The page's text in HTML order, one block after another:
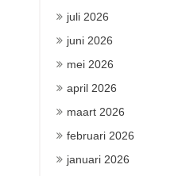
juli 2026
juni 2026
mei 2026
april 2026
maart 2026
februari 2026
januari 2026